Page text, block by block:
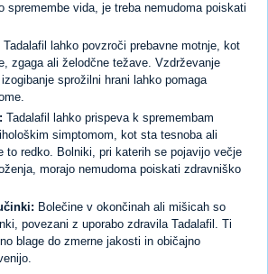
spremembe vida, je treba nemudoma poiskati
Tadalafil lahko povzroči prebavne motnje, kot
zgaga ali želodčne težave. Vzdrževanje
sprožilni hrani lahko pomaga
Tadalafil lahko prispeva k spremembam
simptomom, kot sta tesnoba ali
to redko. Bolniki, pri katerih se pojavijo večje
morajo nemudoma poiskati zdravniško
Bolečine v okončinah ali mišicah so
povezani z uporabo zdravila Tadalafil. Ti
blage do zmerne jakosti in običajno